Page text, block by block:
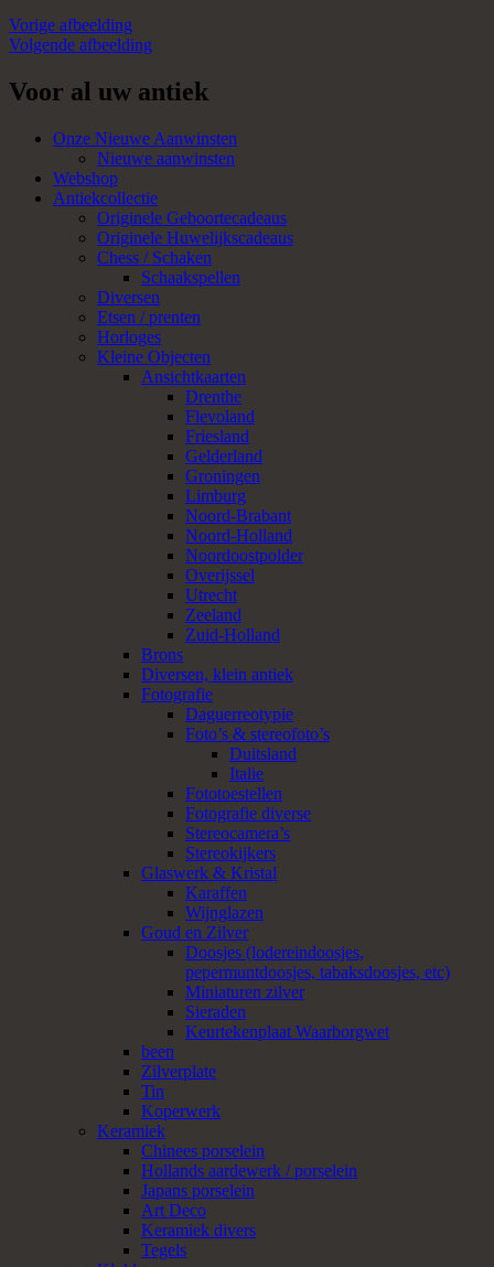
Vorige afbeelding
Volgende afbeelding
Voor al uw antiek
Onze Nieuwe Aanwinsten
Nieuwe aanwinsten
Webshop
Antiekcollectie
Originele Geboortecadeaus
Originele Huwelijkscadeaus
Chess / Schaken
Schaakspellen
Diversen
Etsen / prenten
Horloges
Kleine Objecten
Ansichtkaarten
Drenthe
Flevoland
Friesland
Gelderland
Groningen
Limburg
Noord-Brabant
Noord-Holland
Noordoostpolder
Overijssel
Utrecht
Zeeland
Zuid-Holland
Brons
Diversen, klein antiek
Fotografie
Daguerreotypie
Foto’s & stereofoto’s
Duitsland
Italie
Fototoestellen
Fotografie diverse
Stereocamera’s
Stereokijkers
Glaswerk & Kristal
Karaffen
Wijnglazen
Goud en Zilver
Doosjes (lodereindoosjes,
pepermuntdoosjes, tabaksdoosjes, etc)
Miniaturen zilver
Sieraden
Keurtekenplaat Waarborgwet
been
Zilverplate
Tin
Koperwerk
Keramiek
Chinees porselein
Hollands aardewerk / porselein
Japans porselein
Art Deco
Keramiek divers
Tegels